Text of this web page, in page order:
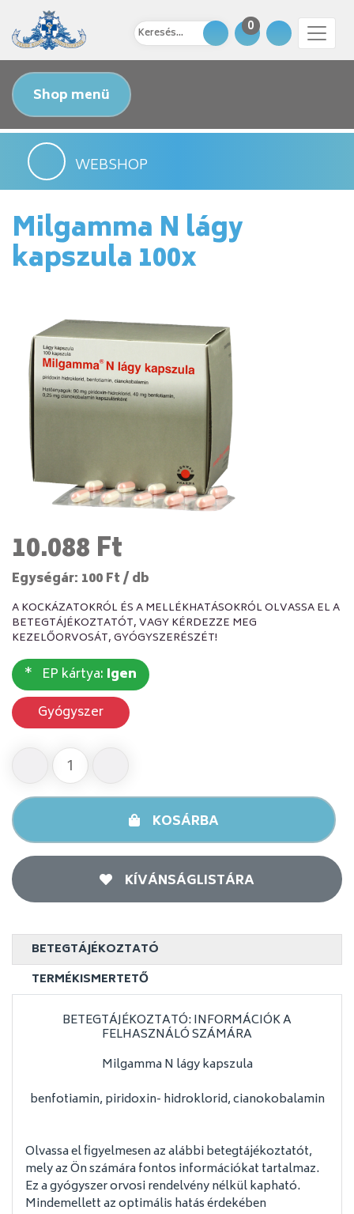
0
Shop menü
WEBSHOP
Milgamma N lágy
kapszula 100x
10.088 Ft
Egységár: 100 Ft / db
A KOCKÁZATOKRÓL ÉS A MELLÉKHATÁSOKRÓL OLVASSA EL A
BETEGTÁJÉKOZTATÓT, VAGY KÉRDEZZE MEG
KEZELŐORVOSÁT, GYÓGYSZERÉSZÉT!
EP kártya: Igen
Gyógyszer
KOSÁRBA
KÍVÁNSÁGLISTÁRA
BETEGTÁJÉKOZTATÓ
TERMÉKISMERTETŐ
BETEGTÁJÉKOZTATÓ: INFORMÁCIÓK A
FELHASZNÁLÓ SZÁMÁRA
Milgamma N lágy kapszula
benfotiamin, piridoxin- hidroklorid, cianokobalamin
Olvassa el figyelmesen az alábbi betegtájékoztatót,
mely az Ön számára fontos információkat tartalmaz.
Ez a gyógyszer orvosi rendelvény nélkül kapható.
Mindemellett az optimális hatás érdekében